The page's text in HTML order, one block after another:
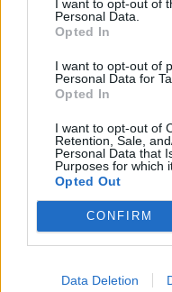
I want to opt-out of
Personal Data.
Opted In
I want to opt-out of
Personal Data for
Opted In
I want to opt-out of
Retention, Sale,
Personal Data that
Purposes for which
Opted Out
CONFIRM
Data Deletion
Työnantaja ei
etälääkärin
ei maksettu
3